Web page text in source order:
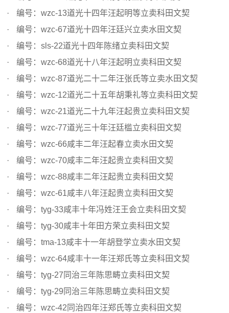
编号：wzc-13道光十四年汪起明等立卖科田文契
编号：wzc-67道光十四年汪廷兴立卖水田文契
编号：sls-22道光十四年陈绪立卖科田文契
编号：wzc-68道光十八年汪起明立卖科田文契
编号：wzc-87道光二十二年汪张氏等立卖水田文契
编号：wzc-12道光二十五年胡秉礼等立卖科田文契
编号：wzc-21道光二十九年汪起贵立卖科田文契
编号：wzc-77道光三十年汪廷槛立卖科田文契
编号：wzc-66咸丰二年汪起春立卖水田文契
编号：wzc-70咸丰二年汪起贵立卖科田文契
编号：wzc-88咸丰二年汪起贵立卖科田文契
编号：wzc-61咸丰八年汪起贵立卖科田文契
编号：tyg-33咸丰十年冯姓汪王会立卖科田文契
编号：tyg-30咸丰十年田方荣立卖科田文契
编号：tma-13咸丰十一年胡登学立卖水田文契
编号：wzc-64咸丰十一年汪郑氏等立卖科田文契
编号：tyg-27同治三年陈思畴立卖科田文契
编号：tyg-29同治三年陈思畴立卖科田文契
编号：wzc-42同治四年汪郑氏等立卖科田文契